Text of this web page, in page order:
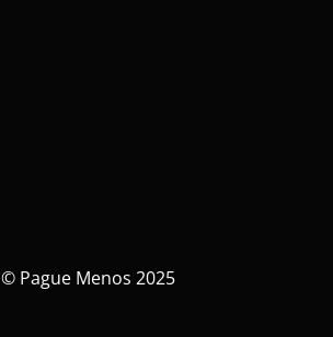
© Pague Menos 2025